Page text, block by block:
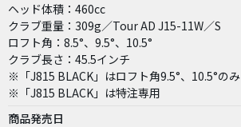
ヘッド体積：460cc
クラブ重量：309g／Tour AD J15-11W／S
ロフト角：8.5°、9.5°、10.5°
クラブ長さ：45.5インチ
※「J815 BLACK」はロフト角9.5°、10.5°のみ
※「J815 BLACK」は特注専用
商品発売日